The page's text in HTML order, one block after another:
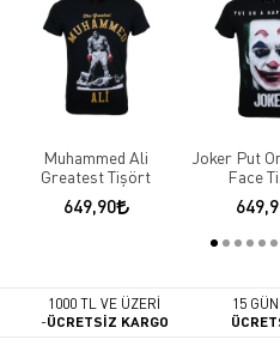
Muhammed Ali
Greatest Tişört
649,90
Joker Put
Face
1000 TL VE ÜZERİ
-ÜCRETSİZ KARGO
15